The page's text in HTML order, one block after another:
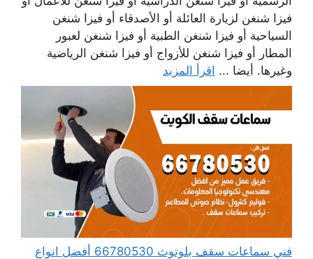
فيزا شنغن لزيارة العائلة أو الأصدقاء أو فيزا شنغن
السياحية أو فيزا شنغن الطبية أو فيزا شنغن لعبور
المطار أو فيزا شنغن للأزواج أو فيزا شنغن الرياضية
وغيرها. أيضا ... اقرأ المزيد
فني سماعات سقف بلوتوث 66780530 أفضل انواع